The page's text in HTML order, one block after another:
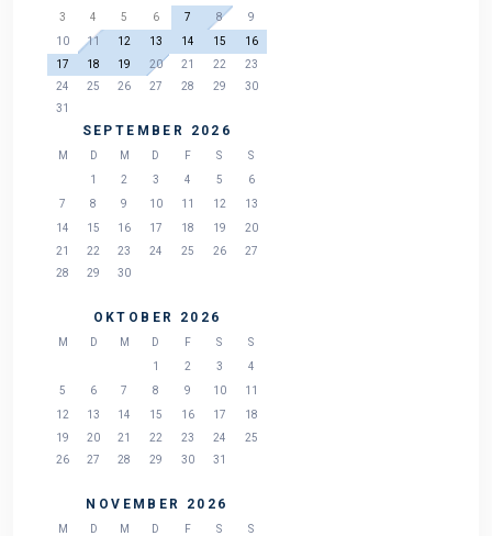
3
4 5 6 7 8
9
10
11 12 13 14 15
16
17
18 19 20 21 22
23
24
25 26 27 28 29
30
31
SEPTEMBER 2026
M D M D F S
S
1
2 3 4 5
6
7
8 9 10 11 12
13
14
15 16 17 18 19
20
21
22 23 24 25 26
27
28
29 30
OKTOBER 2026
M D M D F S
S
1
2 3
4
5
6 7 8 9 10
11
12
13 14 15 16 17
18
19
20 21 22 23 24
25
26
27 28 29 30 31
NOVEMBER 2026
M D M D F S
S